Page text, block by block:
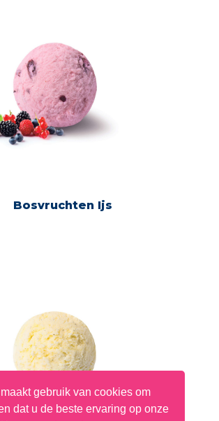
Bosvruchten Ijs
gebruik van cookies om
dat u de beste ervaring op onze